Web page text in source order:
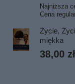
Najniższa
Cena
Życie,
miękka
38,00 zł